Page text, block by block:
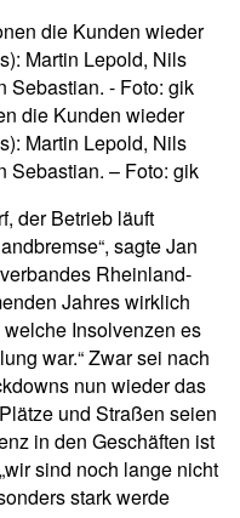
die Kunden wieder
Martin Lepold, Nils
Sebastian. – Foto: gik
der Betrieb läuft
sagte Jan
Rheinland-
Jahres wirklich
Insolvenzen es
war.“ Zwar sei nach
nun wieder das
und Straßen seien
in den Geschäften ist
sind noch lange nicht
stark werde